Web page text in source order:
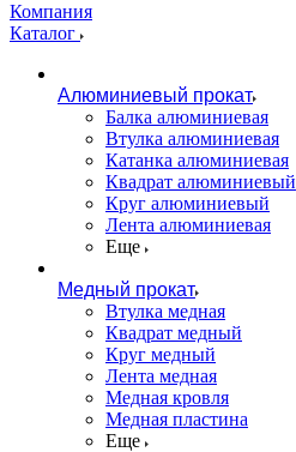
Компания
Каталог
Алюминиевый прокат
Балка алюминиевая
Втулка алюминиевая
Катанка алюминиевая
Квадрат алюминиевый
Круг алюминиевый
Лента алюминиевая
Еще
Медный прокат
Втулка медная
Квадрат медный
Круг медный
Лента медная
Медная кровля
Медная пластина
Еще